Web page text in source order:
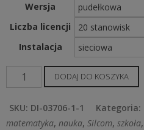
Wersja
Liczba licencji
Instalacja
ilość
Pakiet
Didakta
Matematyka
DODAJ DO KOSZYKA
SKU: DI-03706-1-1 Kategoria:
matematyka, nauka, Silcom, szkoła,